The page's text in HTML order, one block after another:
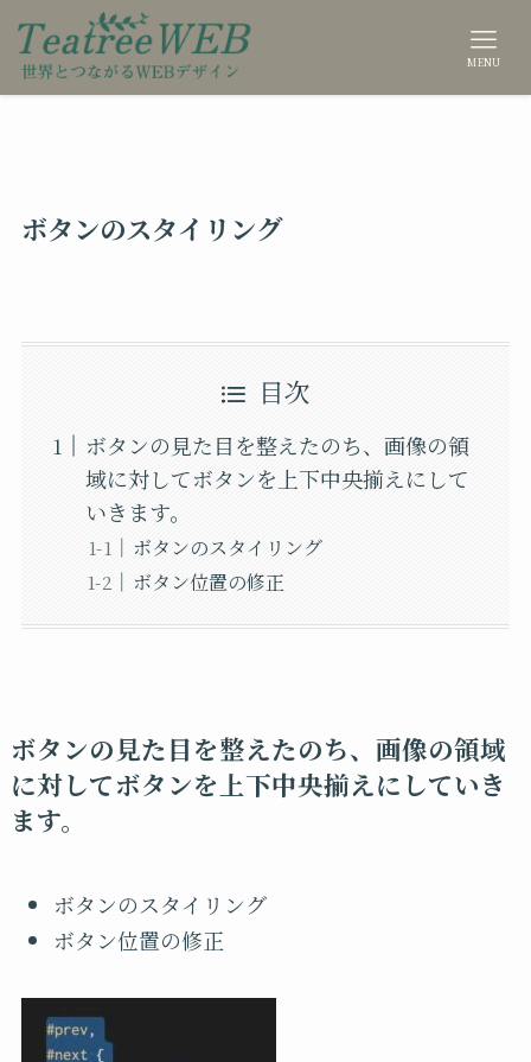
MENU
ボタンのスタイリング
目次
ボタンの見た目を整えたのち、画像の領
域に対してボタンを上下中央揃えにして
いきます。
ボタンのスタイリング
ボタン位置の修正
ボタンの見た目を整えたのち、画像の領域
に対してボタンを上下中央揃えにしていき
ます。
ボタンのスタイリング
ボタン位置の修正